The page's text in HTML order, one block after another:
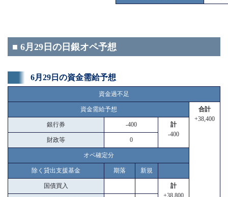
■ 6月29日の日銀オペ予想
6月29日の資金需給予想
資金過不足
資金需給予想
合計
+38,400
銀行券 -400
計
-400
財政等 0
オペ確定分
除く貸出支援基金 期落 新規
国債買入
計
+38,800